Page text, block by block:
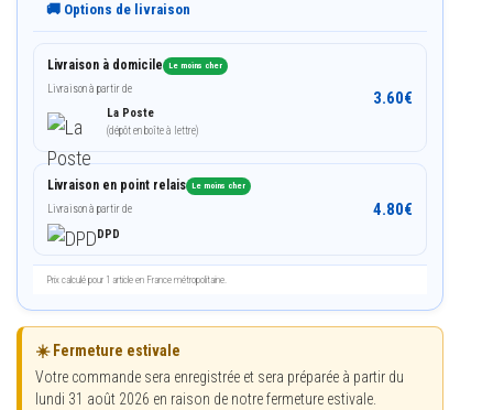
🚚 Options de livraison
Livraison à domicile Le moins cher
Livraison à partir de
La Poste
(dépôt en boîte à lettre)
3.60€
Livraison en point relais Le moins cher
Livraison à partir de
DPD
4.80€
Prix calculé pour 1 article en France métropolitaine.
☀️ Fermeture estivale
Votre commande sera enregistrée et sera préparée à partir du
lundi 31 août 2026 en raison de notre fermeture estivale.